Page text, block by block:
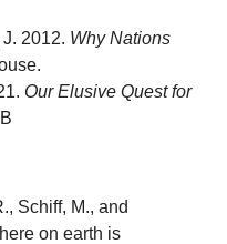
2012. Why Nations
Our Elusive Quest for
Schiff, M., and
on earth is